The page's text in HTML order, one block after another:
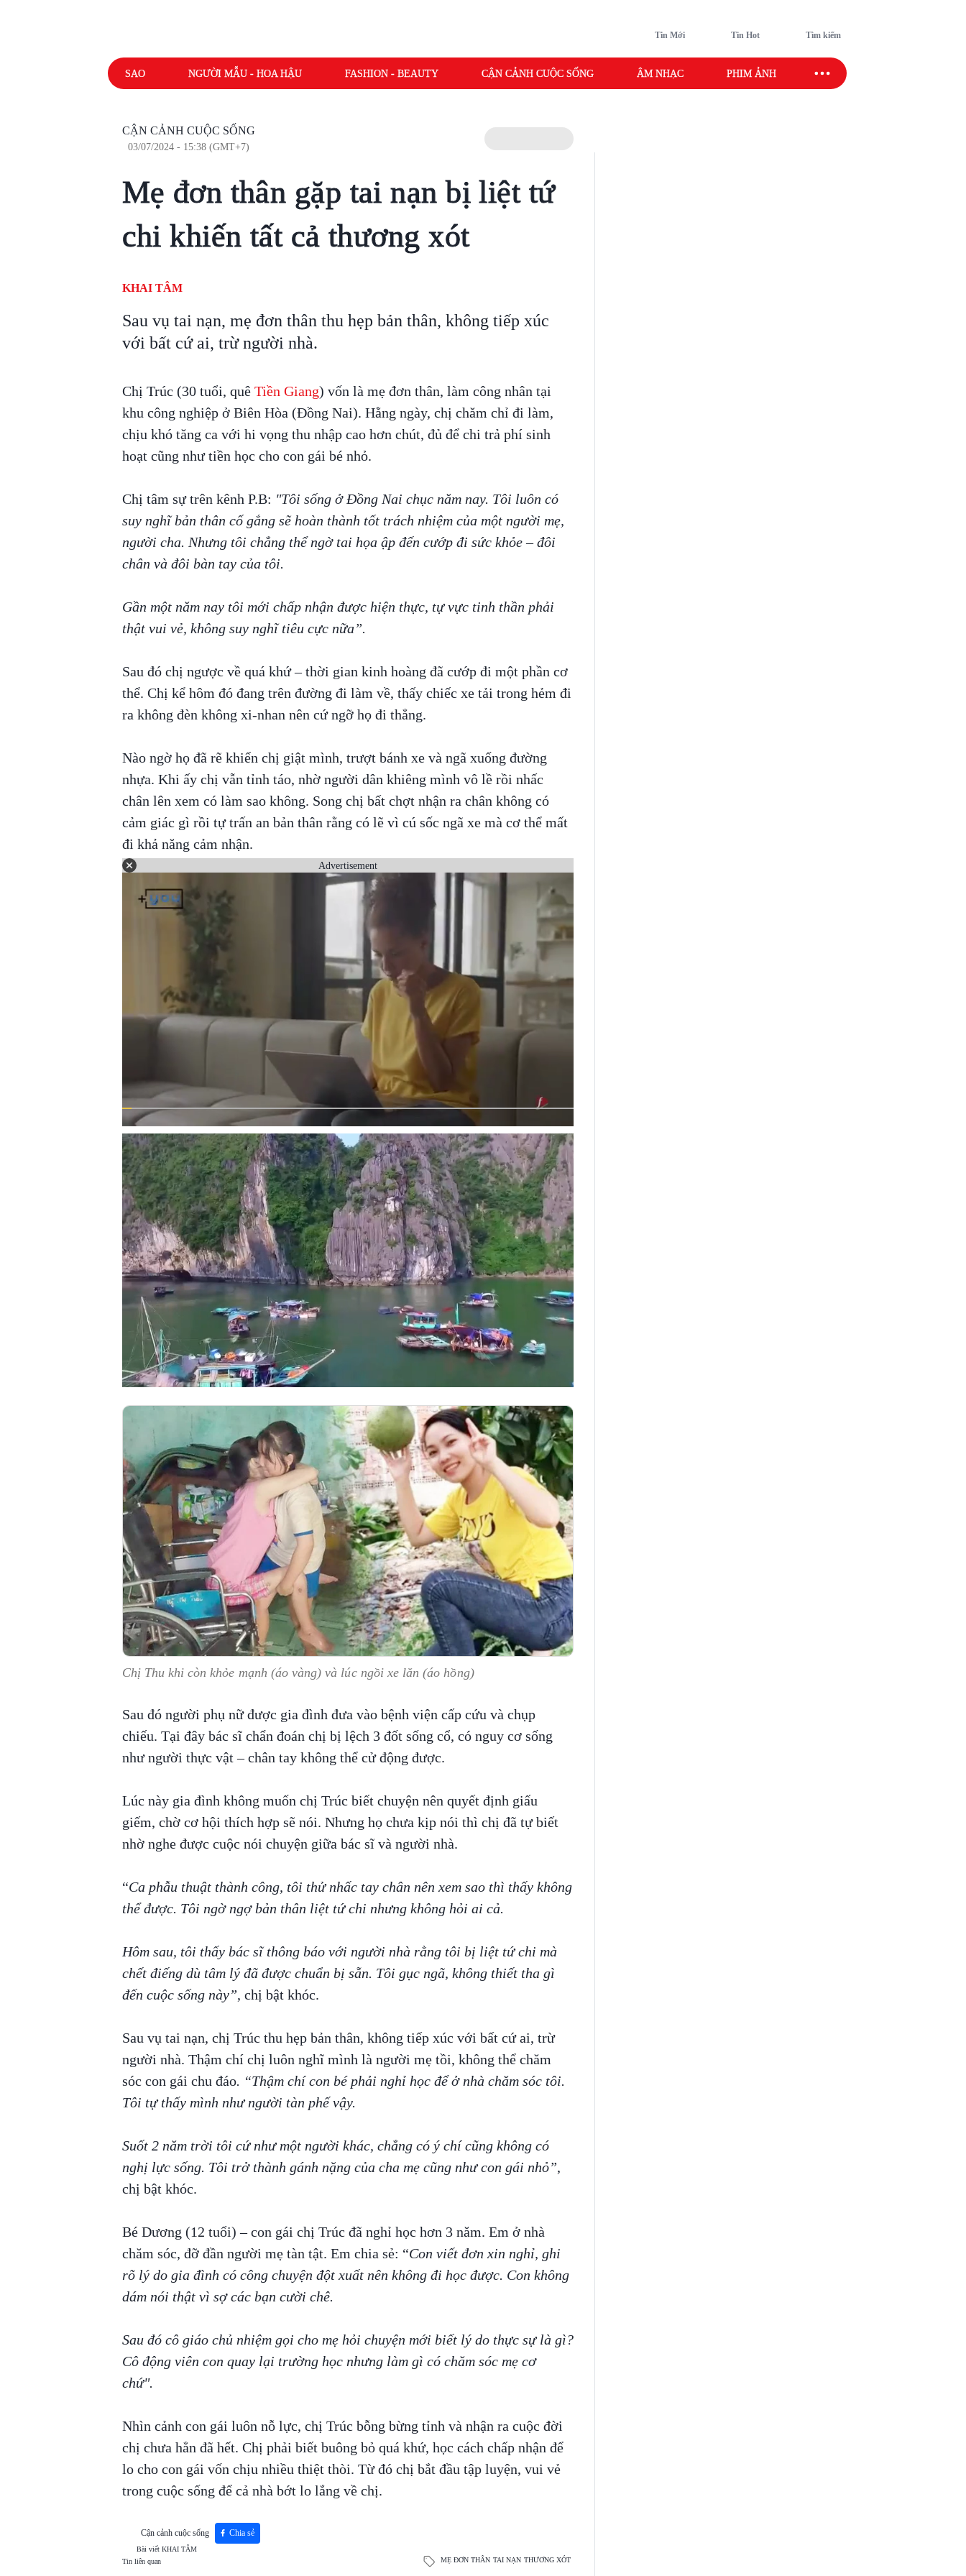
Tin Mới Tin Hot Tìm kiếm
SAO NGƯỜI MẪU - HOA HẬU FASHION - BEAUTY CẬN CẢNH CUỘC SỐNG ÂM NHẠC PHIM ẢNH SAO SPORT
CẬN CẢNH CUỘC SỐNG
03/07/2024 - 15:38 (GMT+7)
Mẹ đơn thân gặp tai nạn bị liệt tứ
chi khiến tất cả thương xót
KHAI TÂM
Sau vụ tai nạn, mẹ đơn thân thu hẹp bản thân, không tiếp xúc
với bất cứ ai, trừ người nhà.
Chị Trúc (30 tuổi, quê Tiền Giang) vốn là mẹ đơn thân, làm công nhân tại
khu công nghiệp ở Biên Hòa (Đồng Nai). Hằng ngày, chị chăm chỉ đi làm,
chịu khó tăng ca với hi vọng thu nhập cao hơn chút, đủ để chi trả phí sinh
hoạt cũng như tiền học cho con gái bé nhỏ.
Chị tâm sự trên kênh P.B: "Tôi sống ở Đồng Nai chục năm nay. Tôi luôn có
suy nghĩ bản thân cố gắng sẽ hoàn thành tốt trách nhiệm của một người mẹ,
người cha. Nhưng tôi chẳng thể ngờ tai họa ập đến cướp đi sức khỏe – đôi
chân và đôi bàn tay của tôi.
Gần một năm nay tôi mới chấp nhận được hiện thực, tự vực tinh thần phải
thật vui vẻ, không suy nghĩ tiêu cực nữa”.
Sau đó chị ngược về quá khứ – thời gian kinh hoàng đã cướp đi một phần cơ
thể. Chị kể hôm đó đang trên đường đi làm về, thấy chiếc xe tải trong hẻm đi
ra không đèn không xi-nhan nên cứ ngỡ họ đi thẳng.
Nào ngờ họ đã rẽ khiến chị giật mình, trượt bánh xe và ngã xuống đường
nhựa. Khi ấy chị vẫn tỉnh táo, nhờ người dân khiêng mình vô lề rồi nhấc
chân lên xem có làm sao không. Song chị bất chợt nhận ra chân không có
cảm giác gì rồi tự trấn an bản thân rằng có lẽ vì cú sốc ngã xe mà cơ thể mất
đi khả năng cảm nhận.
Advertisement
Chị Thu khi còn khỏe mạnh (áo vàng) và lúc ngồi xe lăn (áo hồng)
Sau đó người phụ nữ được gia đình đưa vào bệnh viện cấp cứu và chụp
chiếu. Tại đây bác sĩ chẩn đoán chị bị lệch 3 đốt sống cổ, có nguy cơ sống
như người thực vật – chân tay không thể cử động được.
Lúc này gia đình không muốn chị Trúc biết chuyện nên quyết định giấu
giếm, chờ cơ hội thích hợp sẽ nói. Nhưng họ chưa kịp nói thì chị đã tự biết
nhờ nghe được cuộc nói chuyện giữa bác sĩ và người nhà.
“Ca phẫu thuật thành công, tôi thử nhấc tay chân nên xem sao thì thấy không
thể được. Tôi ngờ ngợ bản thân liệt tứ chi nhưng không hỏi ai cả.
Hôm sau, tôi thấy bác sĩ thông báo với người nhà rằng tôi bị liệt tứ chi mà
chết điếng dù tâm lý đã được chuẩn bị sẵn. Tôi gục ngã, không thiết tha gì
đến cuộc sống này”, chị bật khóc.
Sau vụ tai nạn, chị Trúc thu hẹp bản thân, không tiếp xúc với bất cứ ai, trừ
người nhà. Thậm chí chị luôn nghĩ mình là người mẹ tồi, không thể chăm
sóc con gái chu đáo. “Thậm chí con bé phải nghỉ học để ở nhà chăm sóc tôi.
Tôi tự thấy mình như người tàn phế vậy.
Suốt 2 năm trời tôi cứ như một người khác, chẳng có ý chí cũng không có
nghị lực sống. Tôi trở thành gánh nặng của cha mẹ cũng như con gái nhỏ”,
chị bật khóc.
Bé Dương (12 tuổi) – con gái chị Trúc đã nghỉ học hơn 3 năm. Em ở nhà
chăm sóc, đỡ đần người mẹ tàn tật. Em chia sẻ: “Con viết đơn xin nghỉ, ghi
rõ lý do gia đình có công chuyện đột xuất nên không đi học được. Con không
dám nói thật vì sợ các bạn cười chê.
Sau đó cô giáo chủ nhiệm gọi cho mẹ hỏi chuyện mới biết lý do thực sự là gì?
Cô động viên con quay lại trường học nhưng làm gì có chăm sóc mẹ cơ
chứ".
Nhìn cảnh con gái luôn nỗ lực, chị Trúc bỗng bừng tỉnh và nhận ra cuộc đời
chị chưa hẳn đã hết. Chị phải biết buông bỏ quá khứ, học cách chấp nhận để
lo cho con gái vốn chịu nhiều thiệt thòi. Từ đó chị bắt đầu tập luyện, vui vẻ
trong cuộc sống để cả nhà bớt lo lắng về chị.
Cận cảnh cuộc sống Chia sẻ
Bài viết KHAI TÂM
Tin liên quan
MẸ ĐƠN THÂN TAI NẠN THƯƠNG XÓT